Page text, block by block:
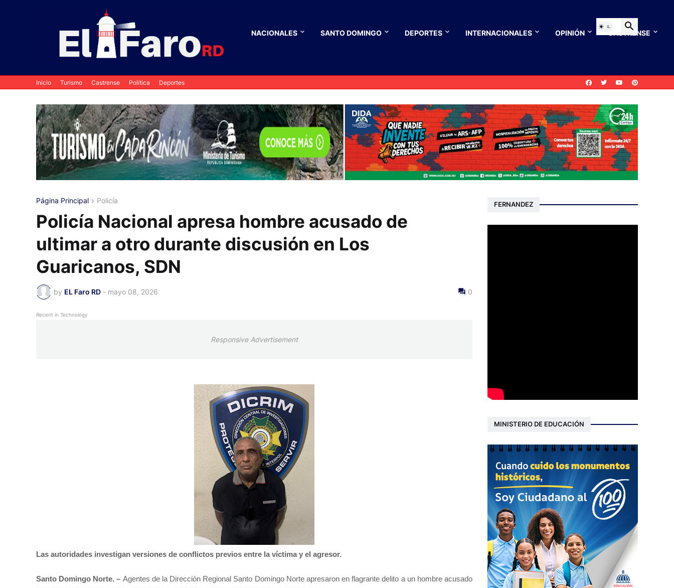
NACIONALES SANTO DOMINGO DEPORTES INTERNACIONALES OPINIÓN CASTRENSE
Inicio Turismo Castrense Política Deportes
Página Principal Policía
Policía Nacional apresa hombre acusado de
ultimar a otro durante discusión en Los
Guaricanos, SDN
by EL Faro RD - mayo 08, 2026 0
Recent in Technology
Responsive Advertisement
Las autoridades investigan versiones de conflictos previos entre la víctima y el agresor.
Santo Domingo Norte. – Agentes de la Dirección Regional Santo Domingo Norte apresaron en flagrante delito a un hombre acusado
FERNANDEZ
MINISTERIO DE EDUCACIÓN